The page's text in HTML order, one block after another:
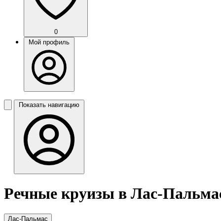
0
Мой профиль
Показать навигацию
Речные круизы в Лас-
Лас-Пальмас